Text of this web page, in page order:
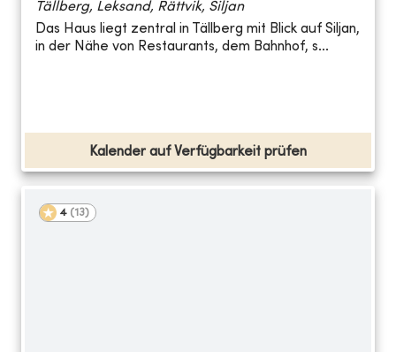
Tällberg, Leksand, Rättvik, Siljan
Das Haus liegt zentral in Tällberg mit Blick auf Siljan,
in der Nähe von Restaurants, dem Bahnhof, s...
Kalender auf Verfügbarkeit prüfen
4 (13)